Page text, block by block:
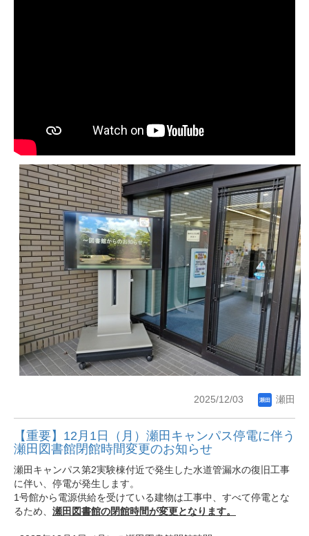
2025/12/03 瀬田
【重要】12月1日（月）瀬田キャンパス停電に伴う
瀬田図書館閉館時間変更のお知らせ
瀬田キャンパス第2実験棟付近で発生した水道管漏水の復旧工事
に伴い、停電が発生します。
1号館から電源供給を受けている建物は工事中、すべて停電とな
るため、 瀬田 図書館の閉館時間が変更となります。